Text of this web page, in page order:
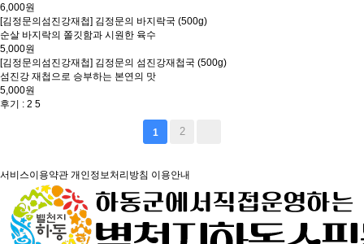
6,000원
[김정문의섬진강재첩] 김정문의 바지락국 (500g)
순살 바지락의 쫄깃함과 시원한 육수
5,000원
[김정문의섬진강재첩] 김정문의 섬진강재첩국 (500g)
섬진강 재첩으로 승부하는 본연의 맛
5,000원
후기 : 2 5
1 2
서비스이용약관 개인정보처리방침 이용안내